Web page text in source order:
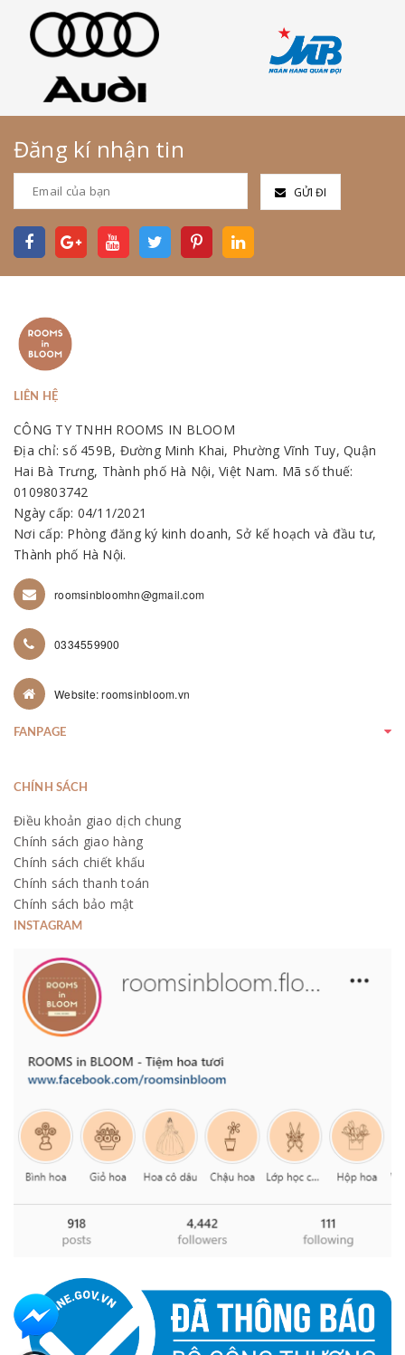
Đăng kí nhận tin
GỬI ĐI
LIÊN HỆ
CÔNG TY TNHH ROOMS IN BLOOM
Địa chỉ: số 459B, Đường Minh Khai, Phường Vĩnh Tuy, Quận
Hai Bà Trưng, Thành phố Hà Nội, Việt Nam. Mã số thuế:
0109803742
Ngày cấp: 04/11/2021
Nơi cấp: Phòng đăng ký kinh doanh, Sở kế hoạch và đầu tư,
Thành phố Hà Nội.
roomsinbloomhn@gmail.com
0334559900
Website: roomsinbloom.vn
FANPAGE
CHÍNH SÁCH
Điều khoản giao dịch chung
Chính sách giao hàng
Chính sách chiết khấu
Chính sách thanh toán
Chính sách bảo mật
INSTAGRAM